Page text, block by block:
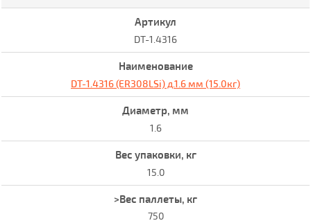
DT-1.4316
DT-1.4316 (ER308LSi) д.1.6 мм (15.0кг)
1.6
15.0
750